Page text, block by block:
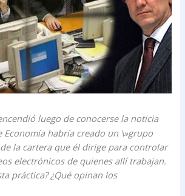
luego de conocerse la noticia
Economía habría creado un \»grupo
la cartera que él dirige para controlar
electrónicos de quienes allí trabajan.
práctica? ¿Qué opinan los